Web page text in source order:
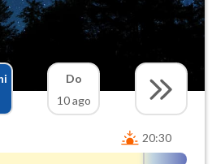
Do
10 ago
20:30